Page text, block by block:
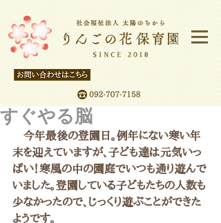
すぐやる脳
今年最後の登園日。例年にない寒い年
末を迎えていますが、子ども達は元気いっ
ぱい！寒風の中の園庭でいつも通り遊んで
いました。登園している子どもたちの人数も
少なかったので、じっくり遊ぶことができた
ようです。